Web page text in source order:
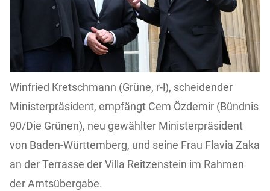
Winfried Kretschmann (Grüne, r-l), scheidender
Ministerpräsident, empfängt Cem Özdemir (Bündnis
90/Die Grünen), neu gewählter Ministerpräsident
von Baden-Württemberg, und seine Frau Flavia Zaka
an der Terrasse der Villa Reitzenstein im Rahmen
der Amtsübergabe.